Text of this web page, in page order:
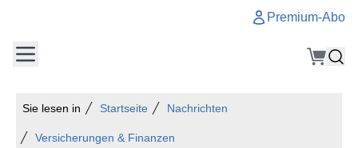
Premium-Abo
Sie lesen in Startseite Nachrichten
Versicherungen & Finanzen